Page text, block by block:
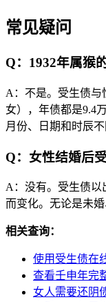
常见疑问
Q：1932年属猴
A：不是。受生债与
女），年债都是9.4
月份、日期和时辰
Q：女性结婚后
A：没有。受生债以
而变化。无论是未
相关查询：
使用受生债在
查看壬申年完
女人需要还阴